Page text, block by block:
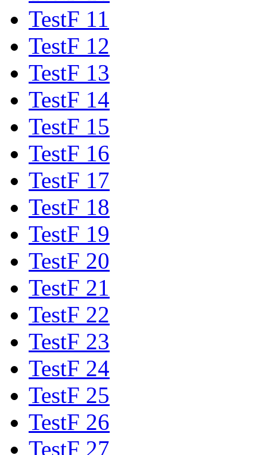
TestF 11
TestF 12
TestF 13
TestF 14
TestF 15
TestF 16
TestF 17
TestF 18
TestF 19
TestF 20
TestF 21
TestF 22
TestF 23
TestF 24
TestF 25
TestF 26
TestF 27